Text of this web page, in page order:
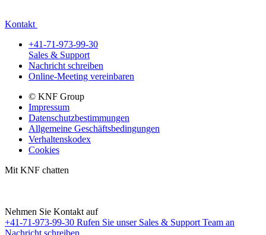
Kontakt
+41-71-973-99-30
Sales & Support
Nachricht schreiben
Online-Meeting vereinbaren
© KNF Group
Impressum
Datenschutzbestimmungen
Allgemeine Geschäftsbedingungen
Verhaltenskodex
Cookies
Mit KNF chatten
Nehmen Sie Kontakt auf
+41-71-973-99-30 Rufen Sie unser Sales & Support Team an
Nachricht schreiben